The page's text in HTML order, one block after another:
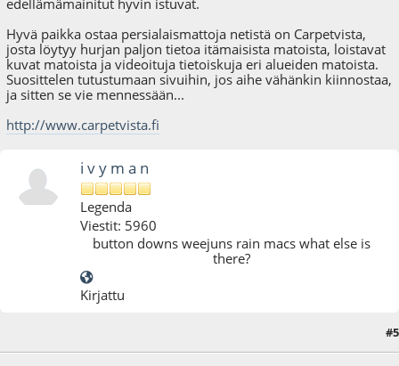
edellämämainitut hyvin istuvat.
Hyvä paikka ostaa persialaismattoja netistä on Carpetvista,
josta löytyy hurjan paljon tietoa itämaisista matoista, loistavat
kuvat matoista ja videoituja tietoiskuja eri alueiden matoista.
Suosittelen tutustumaan sivuihin, jos aihe vähänkin kiinnostaa,
ja sitten se vie mennessään...
http://www.carpetvista.fi
i v y m a n
Legenda
Viestit: 5960
button downs weejuns rain macs what else is
there?
Kirjattu
#5